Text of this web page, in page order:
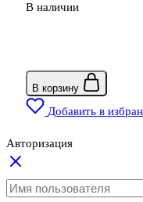
В наличии
В корзину
Добавить в
Авторизация